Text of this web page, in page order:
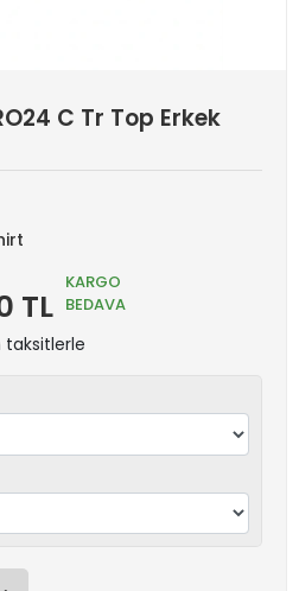
C Tr Top Erkek
TL
KARGO
BEDAVA
taksitlerle